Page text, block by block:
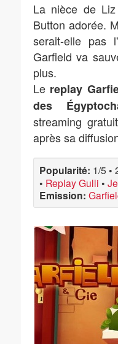
La nièce de
Button adorée.
serait-elle pas
Garfield va
plus.
Le replay
des
streaming
après sa
Popularité: 1/5 •
• Replay Gulli •
Emission: